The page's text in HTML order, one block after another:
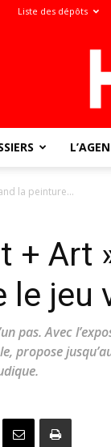
Liste des dépôts
la peinture...
+ Art
le jeu
pas. Avec
propose